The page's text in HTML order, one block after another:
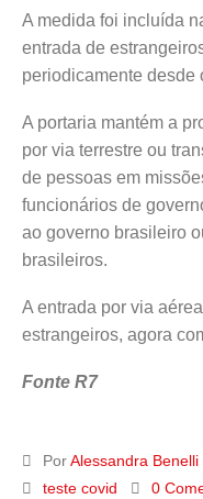
A medida foi incluída
entrada de
periodicamente desde
A portaria mantém a
por via terrestre ou
de pessoas em
funcionários de
ao governo brasileiro
brasileiros.
A entrada por via
estrangeiros, agora
Fonte R7
PorAlessandra Benelli
teste covid
0